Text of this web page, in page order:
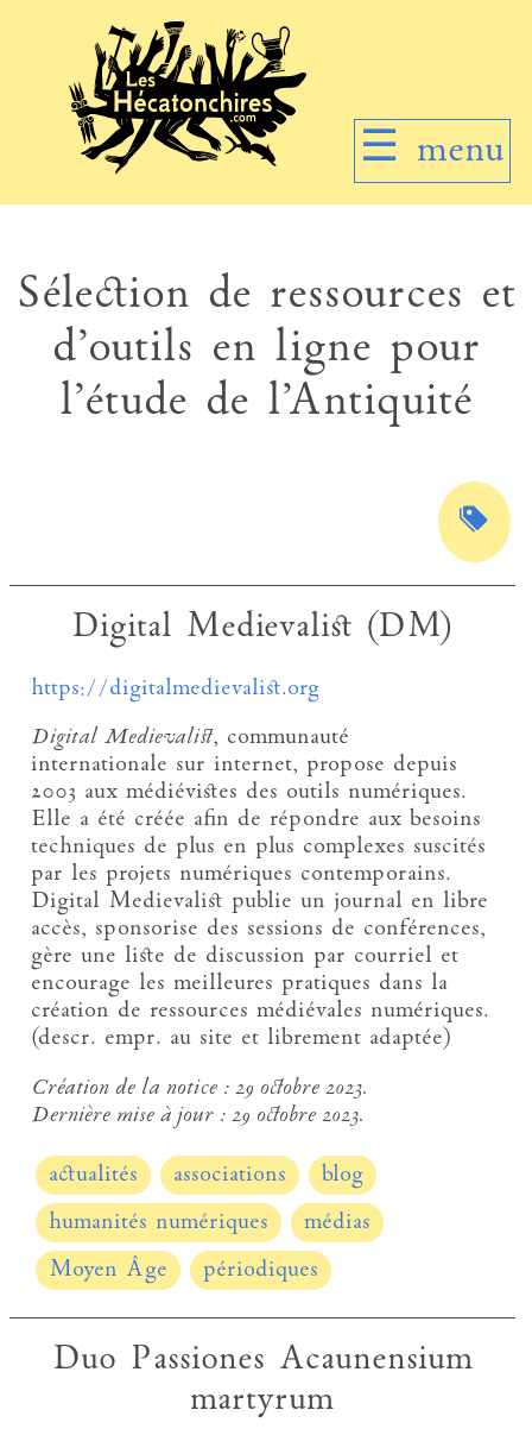
☰ menu
Sélection de ressources et
d’outils en ligne pour
l’étude de l’Antiquité
Digital Medievalist (DM)
https://digitalmedievalist.org
Digital Medievalist, communauté
internationale sur internet, propose depuis
2003 aux médiévistes des outils numériques.
Elle a été créée afin de répondre aux besoins
techniques de plus en plus complexes suscités
par les projets numériques contemporains.
Digital Medievalist publie un journal en libre
accès, sponsorise des sessions de conférences,
gère une liste de discussion par courriel et
encourage les meilleures pratiques dans la
création de ressources médiévales numériques.
(descr. empr. au site et librement adaptée)
Création de la notice :29 octobre 2023.
Dernière mise à jour :29 octobre 2023.
actualités associations
blog
humanités numériques
médias
Moyen Âge
périodiques
Duo Passiones Acaunensium
martyrum